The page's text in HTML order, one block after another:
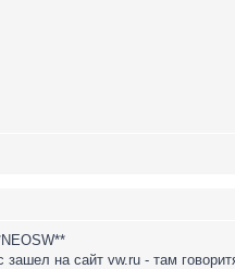
зашел на сайт vw.ru - там